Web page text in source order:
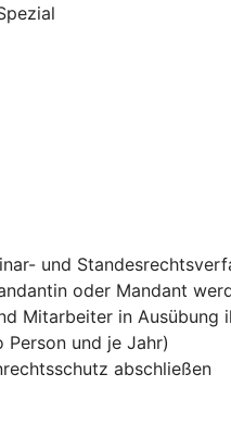
und
oder Mandant
Mitarbeiter in Ausübung
und je Jahr)
abschließen